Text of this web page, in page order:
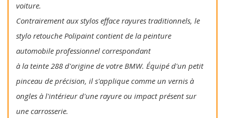
voiture.
Contrairement aux stylos efface rayures traditionnels, le
stylo retouche Polipaint contient de la peinture
automobile professionnel correspondant
à la teinte 288 d'origine de votre BMW. Équipé d'un petit
pinceau de précision, il s'applique comme un vernis à
ongles à l'intérieur d'une rayure ou impact présent sur
une carrosserie.